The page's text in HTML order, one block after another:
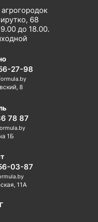
68
до 18.00.
27-98
8
78 87
1Б
03-87
11А